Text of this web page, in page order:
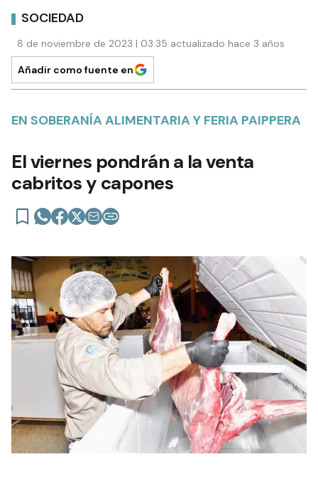
SOCIEDAD
8 de noviembre de 2023 | 03:35 actualizado hace 3 años
Añadir como fuente en
EN SOBERANÍA ALIMENTARIA Y FERIA PAIPPERA
El viernes pondrán a la venta
cabritos y capones